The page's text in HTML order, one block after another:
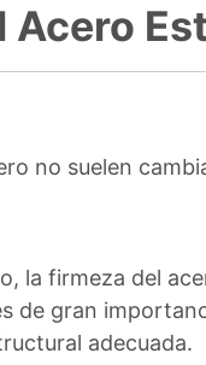
Acero
no suelen
la firmeza del
de gran
adecuada.